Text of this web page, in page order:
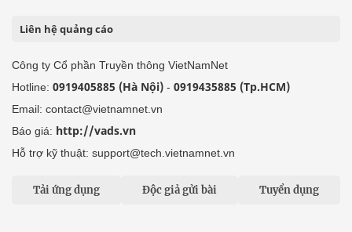
Liên hệ quảng cáo
Công ty Cổ phần Truyền thông VietNamNet
Hotline: 0919405885 (Hà Nội) - 0919435885 (Tp.HCM)
Email: contact@vietnamnet.vn
Báo giá: http://vads.vn
Hỗ trợ kỹ thuật: support@tech.vietnamnet.vn
Tải ứng dụng Độc giả gửi bài Tuyển dụng